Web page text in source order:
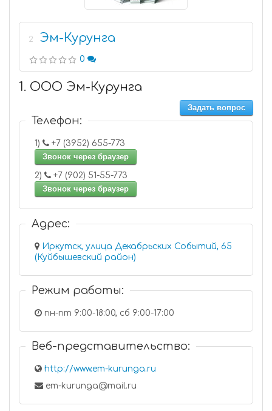
2 Эм-Курунга
0
1. ООО Эм-Курунга
Задать вопрос
Телефон:
1)
+7 (3952) 655-773
Звонок через браузер
2)
+7 (902) 51-55-773
Звонок через браузер
Адрес:
Иркутск, улица Декабрьских Событий, 65
(Куйбышевский район)
Режим работы:
пн-пт 9:00-18:00, сб 9:00-17:00
Веб-представительство:
http://www.em-kurunga.ru
em-kurunga@mail.ru